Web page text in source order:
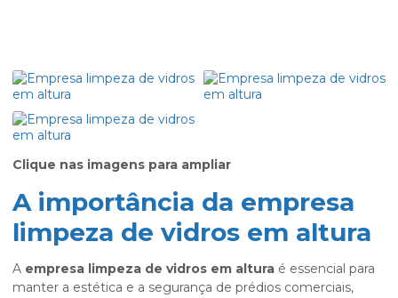
Clique nas imagens para ampliar
A importância da empresa
limpeza de vidros em altura
A empresa limpeza de vidros em altura é essencial para
manter a estética e a segurança de prédios comerciais,